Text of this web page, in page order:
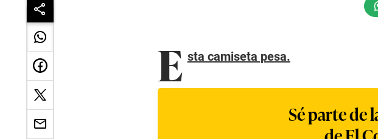
E sta camiseta pesa.